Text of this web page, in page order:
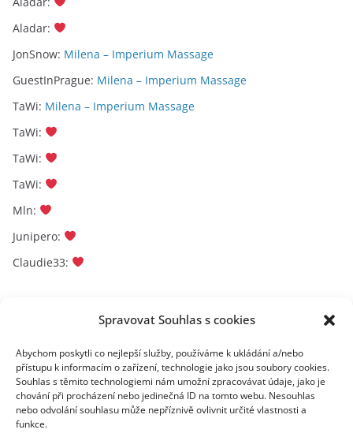
Spravovat Souhlas s cookies
Abychom poskytli co nejlepší služby, používáme k ukládání a/nebo
přístupu k informacím o zařízení, technologie jako jsou soubory cookies.
Souhlas s těmito technologiemi nám umožní zpracovávat údaje, jako je
chování při procházení nebo jedinečná ID na tomto webu. Nesouhlas
nebo odvolání souhlasu může nepříznivě ovlivnit určité vlastnosti a
funkce.
Aladar:
JonSnow: Milena – Imperium Massage
GuestInPrague: Milena – Imperium Massage
TaWi: Milena – Imperium Massage
TaWi:
TaWi:
TaWi:
Mln:
Junipero:
Claudie33:
A
c
h toplist